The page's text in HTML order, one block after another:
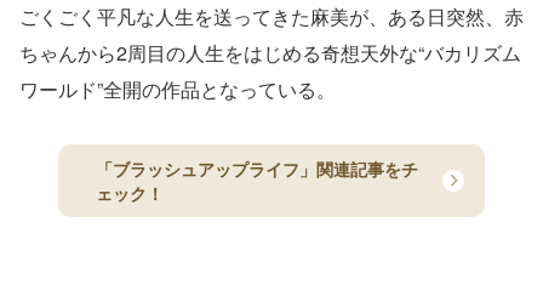
ごくごく平凡な人生を送ってきた麻美が、ある日突然、赤
ちゃんから2周目の人生をはじめる奇想天外な“バカリズム
ワールド”全開の作品となっている。
「ブラッシュアップライフ」関連記事をチ
ェック！